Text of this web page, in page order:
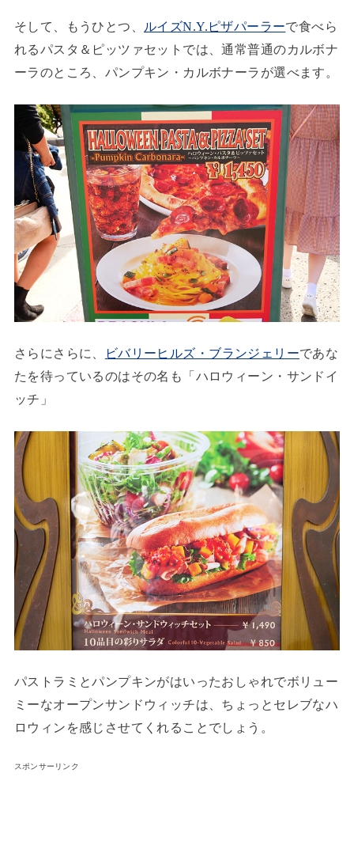
そして、もうひとつ、 ルイズN.Y.ピザパーラーで食べら
れるパスタ＆ピッツァセットでは、通常普通のカルボナ
ーラのところ、パンプキン・カルボナーラが選べます。
さらにさらに、 ビバリーヒルズ・ブランジェリーであな
たを待っているのはその名も「ハロウィーン・サンドイ
ッチ」
パストラミとパンプキンがはいったおしゃれでボリュー
ミーなオープンサンドウィッチは、ちょっとセレブなハ
ロウィンを感じさせてくれることでしょう。
スポンサーリンク